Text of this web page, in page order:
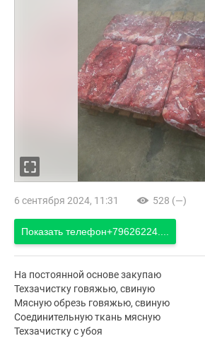
6 сентября 2024, 11:31 528 (—)
Показать телефон+79626224....
На постоянной основе закупаю
Техзачистку говяжью, свиную
Мясную обрезь говяжью, свиную
Соединительную ткань мясную
Техзачистку с убоя